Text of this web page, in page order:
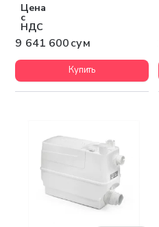
Цена
с
НДС
9 641 600 сум
Купить